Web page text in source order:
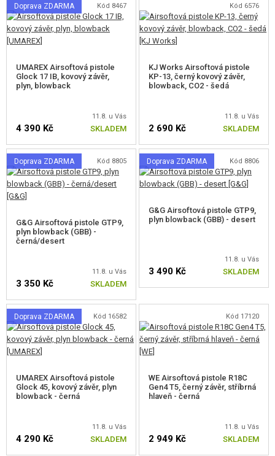
Doprava ZDARMA Kód 8467
UMAREX Airsoftová pistole
Glock 17 IB, kovový závěr,
plyn, blowback
11.8. u Vás
4 390 Kč SKLADEM
Kód 6576
KJ Works Airsoftová pistole
KP-13, černý kovový závěr,
blowback, CO2 - šedá
11.8. u Vás
2 690 Kč SKLADEM
Doprava ZDARMA Kód 8805
G&G Airsoftová pistole GTP9,
plyn blowback (GBB) -
černá/desert
11.8. u Vás
3 350 Kč SKLADEM
Doprava ZDARMA Kód 8806
G&G Airsoftová pistole GTP9,
plyn blowback (GBB) - desert
11.8. u Vás
3 490 Kč SKLADEM
Doprava ZDARMA Kód 16582
UMAREX Airsoftová pistole
Glock 45, kovový závěr, plyn
blowback - černá
11.8. u Vás
4 290 Kč SKLADEM
Kód 17120
WE Airsoftová pistole R18C
Gen4 T5, černý závěr, stříbrná
hlaveň - černá
11.8. u Vás
2 949 Kč SKLADEM